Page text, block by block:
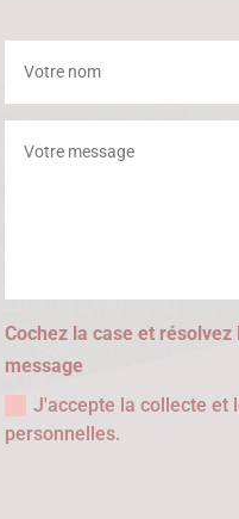
Cochez la case et
message
J'accepte la collecte et
personnelles.